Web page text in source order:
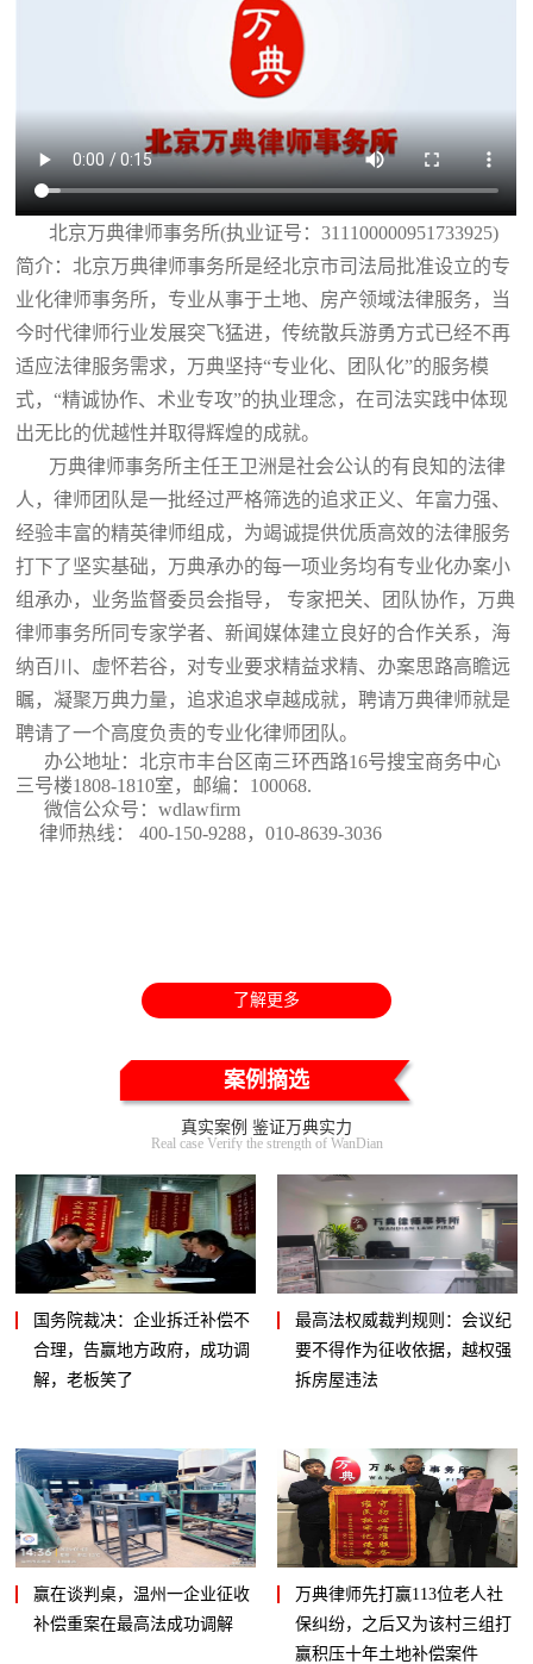
北京万典律师事务所(执业证号：311100000951733925)
简介：北京万典律师事务所是经北京市司法局批准设立的专
业化律师事务所，专业从事于土地、房产领域法律服务，当
今时代律师行业发展突飞猛进，传统散兵游勇方式已经不再
适应法律服务需求，万典坚持“专业化、团队化”的服务模
式，“精诚协作、术业专攻”的执业理念，在司法实践中体现
出无比的优越性并取得辉煌的成就。
万典律师事务所主任王卫洲是社会公认的有良知的法律
人，律师团队是一批经过严格筛选的追求正义、年富力强、
经验丰富的精英律师组成，为竭诚提供优质高效的法律服务
打下了坚实基础，万典承办的每一项业务均有专业化办案小
组承办，业务监督委员会指导， 专家把关、团队协作，万典
律师事务所同专家学者、新闻媒体建立良好的合作关系，海
纳百川、虚怀若谷，对专业要求精益求精、办案思路高瞻远
瞩，凝聚万典力量，追求追求卓越成就，聘请万典律师就是
聘请了一个高度负责的专业化律师团队。
办公地址：北京市丰台区南三环西路16号搜宝商务中心
三号楼1808-1810室 ，邮编：100068.
微信公众号：wdlawfirm
律师热线： 400-150-9288，010-8639-3036
了解更多
案例摘选
真实案例 鉴证万典实力
Real case Verify the strength of WanDian
国务院裁决：企业拆迁补偿不
合理，告赢地方政府，成功调
解，老板笑了
最高法权威裁判规则：会议纪
要不得作为征收依据，越权强
拆房屋违法
赢在谈判桌，温州一企业征收
补偿重案在最高法成功调解
万典律师先打赢113位老人社
保纠纷，之后又为该村三组打
赢积压十年土地补偿案件